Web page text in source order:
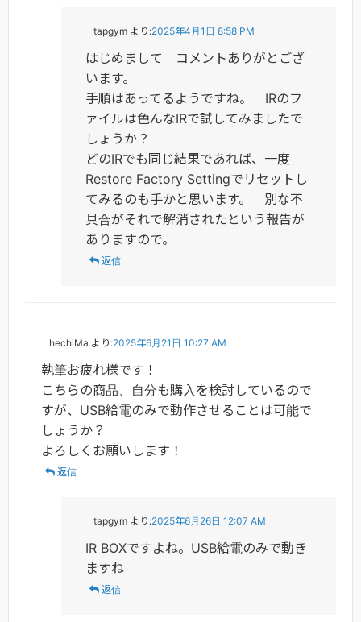
tapgym より:2025年4月1日 8:58 PM
はじめまして コメントありがとござ
います。
手順はあってるようですね。 IRのフ
ァイルは色んなIRで試してみましたで
しょうか？
どのIRでも同じ結果であれば、一度
Restore Factory Settingでリセットし
てみるのも手かと思います。 別な不
具合がそれで解消されたという報告が
ありますので。
返信
hechiMa より:2025年6月21日 10:27 AM
執筆お疲れ様です！
こちらの商品、自分も購入を検討しているので
すが、USB給電のみで動作させることは可能で
しょうか？
よろしくお願いします！
返信
tapgym より:2025年6月26日 12:07 AM
IR BOXですよね。USB給電のみで動き
ますね
返信